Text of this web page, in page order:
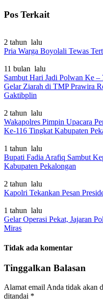
Pos Terkait
2 tahun lalu
Pria Warga Boyolali Tewas
11 bulan lalu
Sambut Hari Jadi Polwan Ke
Gelar Ziarah di TMP Prawira
Gaktibplin
2 tahun lalu
Wakapolres Pimpin Upacara
Ke-116 Tingkat Kabupaten
1 tahun lalu
Bupati Fadia Arafiq Sambut
Kabupaten Pekalongan
2 tahun lalu
Kapolri Tekankan Pesan
1 tahun lalu
Gelar Operasi Pekat, Jajaran
Miras
Tidak ada komentar
Tinggalkan Balasan
Alamat email Anda tidak akan
ditandai *